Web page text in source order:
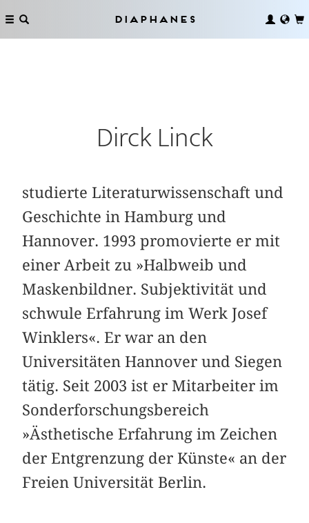
Diaphanes
Dirck Linck
studierte Literaturwissenschaft und
Geschichte in Hamburg und
Hannover. 1993 promovierte er mit
einer Arbeit zu »Halbweib und
Maskenbildner. Subjektivität und
schwule Erfahrung im Werk Josef
Winklers«. Er war an den
Universitäten Hannover und Siegen
tätig. Seit 2003 ist er Mitarbeiter im
Sonderforschungsbereich
»Ästhetische Erfahrung im Zeichen
der Entgrenzung der Künste« an der
Freien Universität Berlin.